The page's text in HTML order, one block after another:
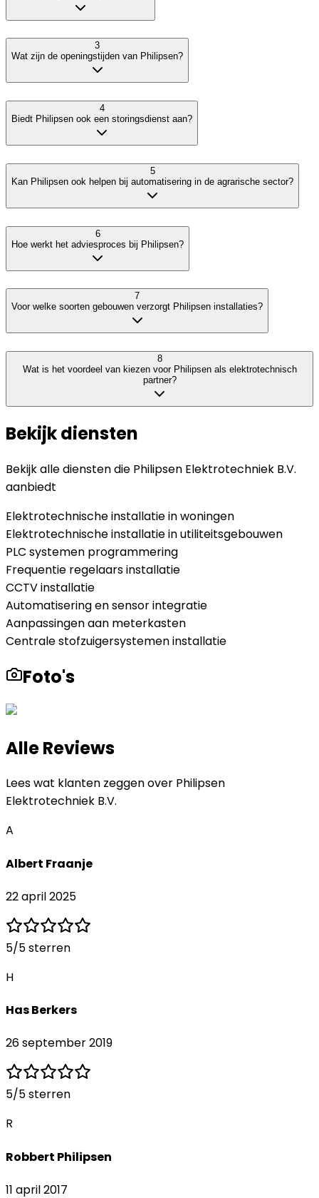
3
Wat zijn de openingstijden van Philipsen?
4
Biedt Philipsen ook een storingsdienst aan?
5
Kan Philipsen ook helpen bij automatisering in de agrarische sector?
6
Hoe werkt het adviesproces bij Philipsen?
7
Voor welke soorten gebouwen verzorgt Philipsen installaties?
8
Wat is het voordeel van kiezen voor Philipsen als elektrotechnisch
partner?
Bekijk diensten
Bekijk alle diensten die Philipsen Elektrotechniek B.V.
aanbiedt
Elektrotechnische installatie in woningen
Elektrotechnische installatie in utiliteitsgebouwen
PLC systemen programmering
Frequentie regelaars installatie
CCTV installatie
Automatisering en sensor integratie
Aanpassingen aan meterkasten
Centrale stofzuigersystemen installatie
Foto's
Alle Reviews
Lees wat klanten zeggen over Philipsen
Elektrotechniek B.V.
A
Albert Fraanje
22 april 2025
5/5 sterren
H
Has Berkers
26 september 2019
5/5 sterren
R
Robbert Philipsen
11 april 2017